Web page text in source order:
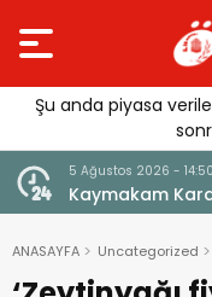
Şu anda piyasa
5 Ağustos 2026 - 14:50
Kaymakam
ANASAYFA Uncategorized